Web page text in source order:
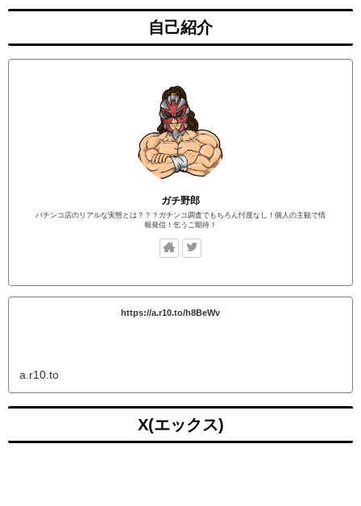
自己紹介
ガチ野郎
パチンコ店のリアルな実態とは？？？ガチンコ調査でもちろん忖度なし！個人の主観で情
報発信！乞うご期待！
https://a.r10.to/h8BeWv
a.r10.to
X(エックス)